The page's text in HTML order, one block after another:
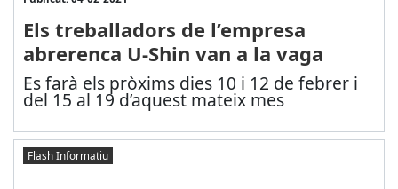
Els treballadors de l’empresa
abrerenca U-Shin van a la vaga
Es farà els pròxims dies 10 i 12 de febrer i
del 15 al 19 d’aquest mateix mes
Flash Informatiu